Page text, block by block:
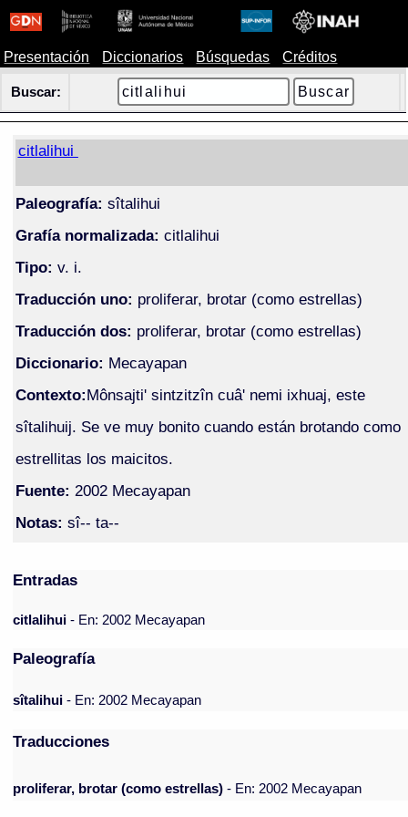
Presentación Diccionarios Búsquedas Créditos
Buscar:
citlalihui
Paleografía: sîtalihui
Grafía normalizada: citlalihui
Tipo: v. i.
Traducción uno: proliferar, brotar (como estrellas)
Traducción dos: proliferar, brotar (como estrellas)
Diccionario: Mecayapan
Contexto:Mônsajti' sintzitzîn cuâ' nemi ixhuaj, este
sîtalihuij. Se ve muy bonito cuando están brotando como
estrellitas los maicitos.
Fuente: 2002 Mecayapan
Notas: sî-- ta--
Entradas
citlalihui- En: 2002 Mecayapan
Paleografía
sîtalihui - En: 2002 Mecayapan
Traducciones
proliferar, brotar (como estrellas) - En: 2002 Mecayapan